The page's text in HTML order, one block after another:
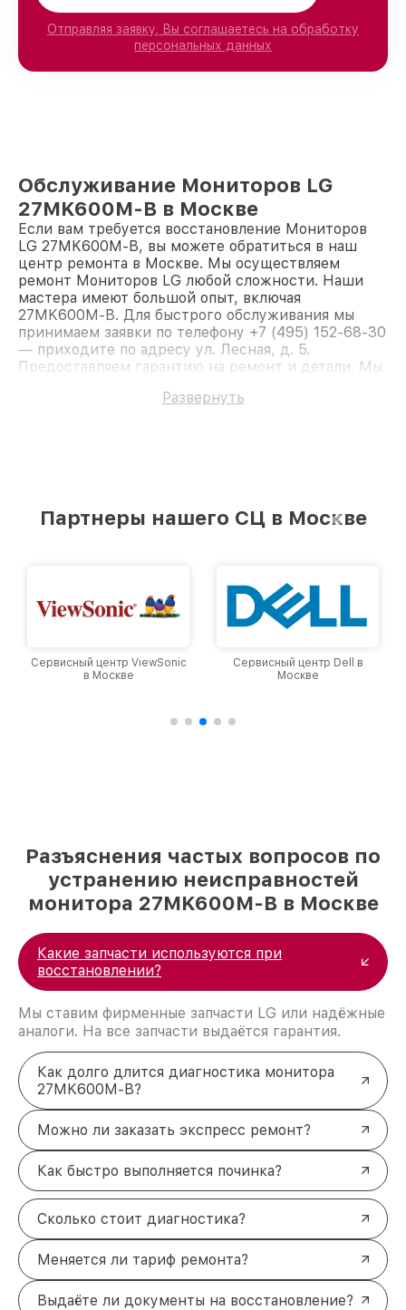
Отправляя заявку, Вы соглашаетесь на обработку
персональных данных
Обслуживание Мониторов LG
27MK600M-B в Москве
Если вам требуется восстановление Мониторов
LG 27MK600M-B, вы можете обратиться в наш
центр ремонта в Москве. Мы осуществляем
ремонт Мониторов LG любой сложности. Наши
мастера имеют большой опыт, включая
27MK600M-B. Для быстрого обслуживания мы
принимаем заявки по телефону +7 (495) 152-68-30
— приходите по адресу ул. Лесная, д. 5.
Предоставляем гарантию на ремонт и детали. Мы
Развернуть
Партнеры нашего СЦ в Москве
Сервисный центр ViewSonic
в Москве
Сервисный центр Dell в
Москве
Разъяснения частых вопросов по
устранению неисправностей
монитора 27MK600M-B в Москве
Какие запчасти используются при
восстановлении?
Мы ставим фирменные запчасти LG или надёжные
аналоги. На все запчасти выдаётся гарантия.
Как долго длится диагностика монитора
27MK600M-B?
Можно ли заказать экспресс ремонт?
Как быстро выполняется починка?
Сколько стоит диагностика?
Меняется ли тариф ремонта?
Выдаёте ли документы на восстановление?